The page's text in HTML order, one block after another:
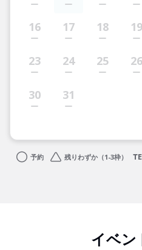
16 17 18 19
23 24 25 26
30 31
予約 残りわずか（1-3枠）
イベン